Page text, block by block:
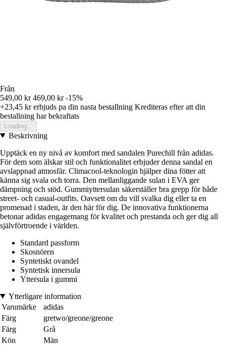
Från
549,00 kr 469,00 kr -15%
+23,45 krerbjuds pa din nasta bestallning Krediteras efter att din
bestallning har bekraftats
Loading...
Beskrivning
Upptäck en ny nivå av komfort med sandalen Purechill från adidas.
För dem som älskar stil och funktionalitet erbjuder denna sandal en
avslappnad atmosfär. Climacool-teknologin hjälper dina fötter att
känna sig svala och torra. Den mellanliggande sulan i EVA ger
dämpning och stöd. Gummiyttersulan säkerställer bra grepp för både
street- och casual-outfits. Oavsett om du vill svalka dig eller ta en
promenad i staden, är den här för dig. De innovativa funktionerna
betonar adidas engagemang för kvalitet och prestanda och ger dig all
självförtroende i världen.
Standard passform
Skosnören
Syntetiskt ovandel
Syntetisk innersula
Yttersula i gummi
Ytterligare information
Varumärke
adidas
Färg
gretwo/greone/greone
Färg
Grå
Kön
Män